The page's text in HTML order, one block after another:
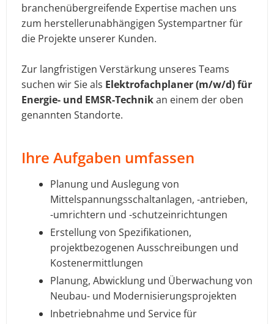
branchenübergreifende Expertise machen uns
zum herstellerunabhängigen Systempartner für
die Projekte unserer Kunden.
Zur langfristigen Verstärkung unseres Teams
suchen wir Sie als Elektrofachplaner (m/w/d) für
Energie- und EMSR-Technikan einem der oben
genannten Standorte.
Ihre Aufgaben umfassen
Planung und Auslegung von
Mittelspannungsschaltanlagen, -antrieben,
-umrichtern und -schutzeinrichtungen
Erstellung von Spezifikationen,
projektbezogenen Ausschreibungen und
Kostenermittlungen
Planung, Abwicklung und Überwachung von
Neubau- und Modernisierungsprojekten
Inbetriebnahme und Service für